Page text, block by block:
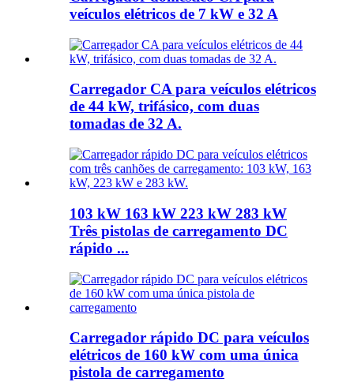
veículos elétricos de 7 kW e 32 A
Carregador CA para veículos elétricos
de 44 kW, trifásico, com duas
tomadas de 32 A.
103 kW 163 kW 223 kW 283 kW
Três pistolas de carregamento DC
rápido ...
Carregador rápido DC para veículos
elétricos de 160 kW com uma única
pistola de carregamento